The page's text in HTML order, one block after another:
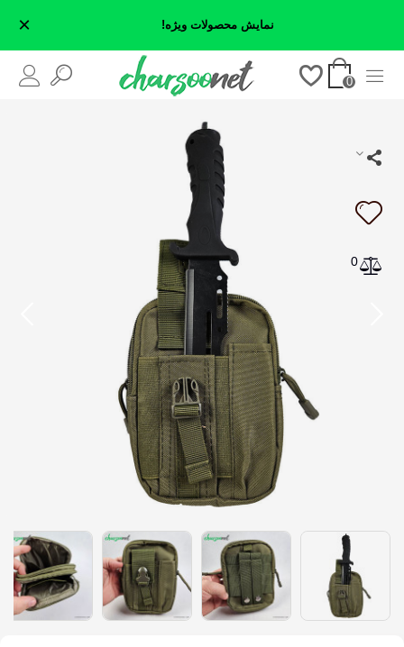
نمایش محصولات ویژه! ×
0
0